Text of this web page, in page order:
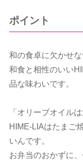
ポイント
和の食卓に欠かせな
和食と相性のいい
品な味わいです。
「オリーブオイル
HIME-LIAはたまご
いんです。
お弁当のおかずに